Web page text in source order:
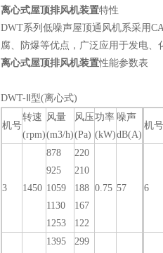
离心式屋顶排风机装置特性
DWT系列低噪声屋顶通风机系采用
腐、防爆等优点，广泛应用于发电、
离心式屋顶排风机装置性能参数表
DWT-Ⅱ型(离心式)
机号
转速
(rpm)
风量
(m3/h)
风压
(Pa)
功率
(kW)
噪声
dB(A)
3 1450
878
925
1059
1130
1253
220
210
188
167
122
0.75 57
1395
299
机号
6